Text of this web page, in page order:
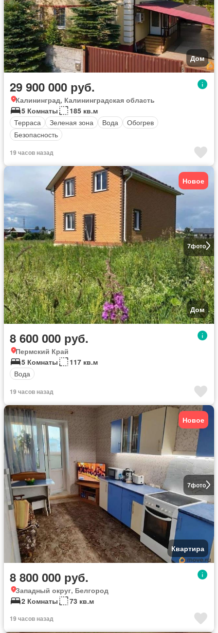
Дом
29 900 000 руб.
Калининград, Калининградская область
5 Комнаты
185 кв.м
Терраса
Зеленая зона Вода
Обогрев
Безопасность
19 часов назад
7фото
Новое
Дом
8 600 000 руб.
Пермский Край
5 Комнаты
117 кв.м
Вода
19 часов назад
7фото
Новое
Квартира
8 800 000 руб.
Западный округ, Белгород
2 Комнаты
73 кв.м
19 часов назад